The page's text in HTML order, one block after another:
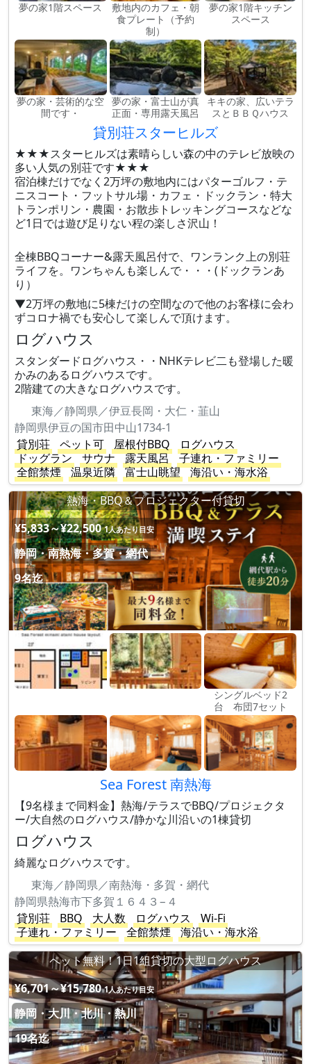
夢の家1階スペース
敷地内のカフェ・朝
食プレート（予約
制）
夢の家1階キッチン
スペース
夢の家・芸術的な空
間です・
夢の家・富士山が真
正面・専用露天風呂
キキの家、広いテラ
スとＢＢＱハウス
貸別荘スターヒルズ
★★★スターヒルズは素晴らしい森の中のテレビ放映の
多い人気の別荘です★★★
宿泊棟だけでなく2万坪の敷地内にはパターゴルフ・テ
ニスコート・フットサル場・カフェ・ドックラン・特大
トランポリン・農園・お散歩トレッキングコースなどな
ど1日では遊び足りない程の楽しさ沢山！
全棟BBQコーナー&露天風呂付で、ワンランク上の別荘
ライフを。ワンちゃんも楽しんで・・・(ドックランあ
り）
▼2万坪の敷地に5棟だけの空間なので他のお客様に会わ
ずコロナ禍でも安心して楽しんで頂けます。
ログハウス
スタンダードログハウス・・NHKテレビ二も登場した暖
かみのあるログハウスです。
2階建ての大きなログハウスです。
東海／静岡県／伊豆長岡・大仁・韮山
静岡県伊豆の国市田中山1734-1
貸別荘
ペット可 屋根付BBQ
ログハウス
ドッグラン
サウナ 露天風呂
子連れ・ファミリー
全館禁煙
温泉近隣 富士山眺望
海沿い・海水浴
熱海・BBQ＆プロジェクター付貸切
¥5,833～¥22,500 1人あたり目安
静岡・南熱海・多賀・網代
9名迄
シングルベッド2
台 布団7セット
Sea Forest 南熱海
【9名様まで同料金】熱海/テラスでBBQ/プロジェクタ
ー/大自然のログハウス/静かな川沿いの1棟貸切
ログハウス
綺麗なログハウスです。
東海／静岡県／南熱海・多賀・網代
静岡県熱海市下多賀１６４３−４
貸別荘
BBQ 大人数 ログハウス
Wi-Fi
子連れ・ファミリー
全館禁煙
海沿い・海水浴
ペット無料！1日1組貸切の大型ログハウス
¥6,701～¥15,780 1人あたり目安
静岡・大川・北川・熱川
19名迄